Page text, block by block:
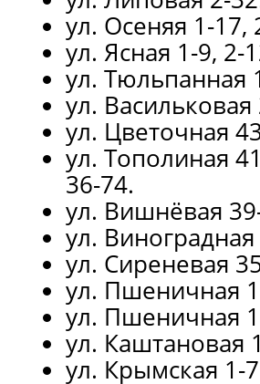
ул. Осеняя 1-17,
ул. Ясная 1-9, 2-
ул. Тюльпанная
ул.
ул. Цветочная
ул. Тополиная
36-74.
ул. Вишнёвая
ул.
ул. Сиреневая
ул. Пшеничная
ул. Пшеничная
ул. Каштановая
ул. Крымская 1-